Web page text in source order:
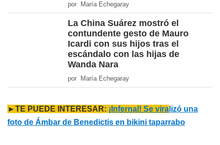
por María Echegaray
La China Suárez mostró el
contundente gesto de Mauro
Icardi con sus hijos tras el
escándalo con las hijas de
Wanda Nara
por María Echegaray
►TE PUEDE INTERESAR: ¡Infernal! Se vira lizó una
foto de Ámbar de Benedictis en bikini taparrabo